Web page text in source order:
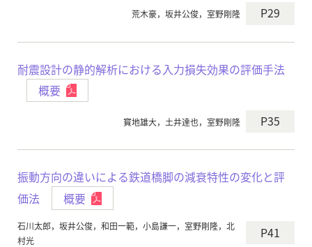
荒木豪，坂井公俊，室野剛隆 P29
耐震設計の静的解析における入力損失効果の評価手法
概要
寳地雄大，土井達也，室野剛隆 P35
振動方向の違いによる鉄道橋脚の減衰特性の変化と評
価法
概要
石川太郎，坂井公俊，和田一範，小島謙一，室野剛隆，北
村光
P41